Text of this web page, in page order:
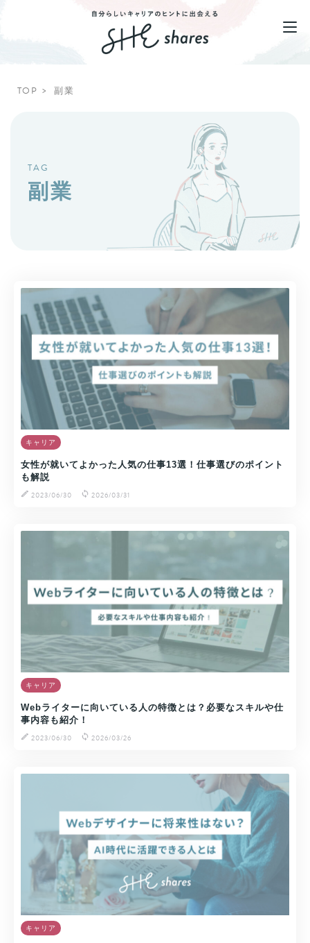
TOP 副業
TAG
副業
キャリア
女性が就いてよかった人気の仕事13選！仕事選びのポイント
も解説
2023/06/30
2026/03/31
キャリア
Webライターに向いている人の特徴とは？必要なスキルや仕
事内容も紹介！
2023/06/30
2026/03/26
キャリア